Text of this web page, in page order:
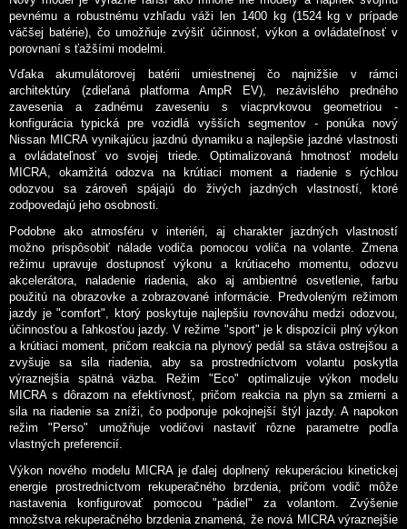
pevnému a robustnému vzhľadu váži len 1400 kg (1524 kg v prípade
väčšej batérie), čo umožňuje zvýšiť účinnosť, výkon a ovládateľnosť v
porovnaní s ťažšími modelmi.
Vďaka akumulátorovej batérii umiestnenej čo najnižšie v rámci
architektúry (zdieľaná platforma AmpR EV), nezávislého predného
zavesenia a zadnému zaveseniu s viacprvkovou geometriou -
konfigurácia typická pre vozidlá vyšších segmentov - ponúka nový
Nissan MICRA vynikajúcu jazdnú dynamiku a najlepšie jazdné vlastnosti
a ovládateľnosť vo svojej triede. Optimalizovaná hmotnosť modelu
MICRA, okamžitá odozva na krútiaci moment a riadenie s rýchlou
odozvou sa zároveň spájajú do živých jazdných vlastností, ktoré
zodpovedajú jeho osobnosti.
Podobne ako atmosféru v interiéri, aj charakter jazdných vlastností
možno prispôsobiť nálade vodiča pomocou voliča na volante. Zmena
režimu upravuje dostupnosť výkonu a krútiaceho momentu, odozvu
akcelerátora, naladenie riadenia, ako aj ambientné osvetlenie, farbu
použitú na obrazovke a zobrazované informácie. Predvoleným režimom
jazdy je "comfort", ktorý poskytuje najlepšiu rovnováhu medzi odozvou,
účinnosťou a ľahkosťou jazdy. V režime "sport" je k dispozícii plný výkon
a krútiaci moment, pričom reakcia na plynový pedál sa stáva ostrejšou a
zvyšuje sa sila riadenia, aby sa prostredníctvom volantu poskytla
výraznejšia spätná väzba. Režim "Eco" optimalizuje výkon modelu
MICRA s dôrazom na efektívnosť, pričom reakcia na plyn sa zmierni a
sila na riadenie sa zníži, čo podporuje pokojnejší štýl jazdy. A napokon
režim "Perso" umožňuje vodičovi nastaviť rôzne parametre podľa
vlastných preferencií.
Výkon nového modelu MICRA je ďalej doplnený rekuperáciou kinetickej
energie prostredníctvom rekuperačného brzdenia, pričom vodič môže
nastavenia konfigurovať pomocou "pádiel" za volantom. Zvýšenie
množstva rekuperačného brzdenia znamená, že nová MICRA výraznejšie